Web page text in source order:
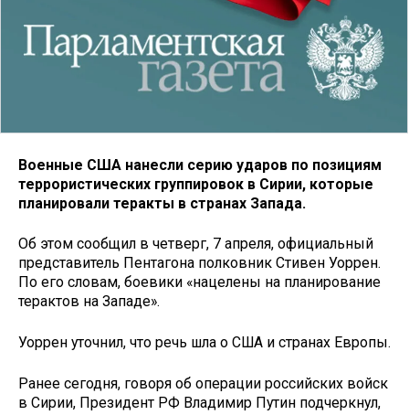
Военные США нанесли серию ударов по позициям
террористических группировок в Сирии, которые
планировали теракты в странах Запада.
Об этом сообщил в четверг, 7 апреля, официальный
представитель Пентагона полковник Стивен Уоррен.
По его словам, боевики «нацелены на планирование
терактов на Западе».
Уоррен уточнил, что речь шла о США и странах Европы.
Ранее сегодня, говоря об операции российских войск
в Сирии, Президент РФ Владимир Путин подчеркнул,